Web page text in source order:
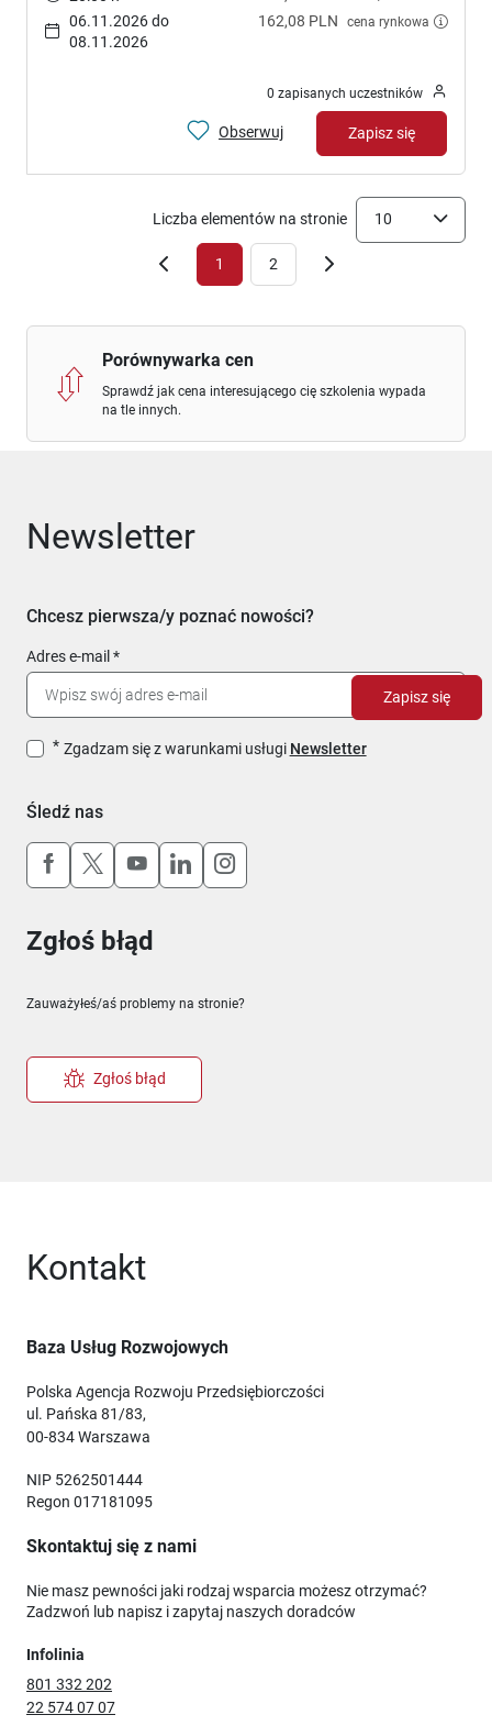
162,08 PLN cena rynkowa
06.11.2026 do
08.11.2026
0 zapisanych uczestników
Obserwuj Zapisz się
1 2
Liczba elementów na stronie 10
Porównywarka cen
Sprawdź jak cena interesującego cię szkolenia wypada
na tle innych.
Newsletter
Chcesz pierwsza/y poznać nowości?
Adres e-mail
Zgadzam się z warunkami usługi Newsletter
Zapisz się
Śledź nas
Uwaga, link otworzy się w nowym oknie
Uwaga, link otworzy się w nowym oknie
Uwaga, link otworzy się w nowym
Uwaga, link otworzy się w
Uwaga, link otworzy się w
Zgłoś błąd
Zauważyłeś/aś problemy na stronie?
Zgłoś błąd
Kontakt
Baza Usług Rozwojowych
Polska Agencja Rozwoju Przedsiębiorczości
ul. Pańska 81/83,
00-834 Warszawa
NIP 5262501444
Regon 017181095
Skontaktuj się z nami
Nie masz pewności jaki rodzaj wsparcia możesz otrzymać?
Zadzwoń lub napisz i zapytaj naszych doradców
Infolinia
801 332 202
22 574 07 07